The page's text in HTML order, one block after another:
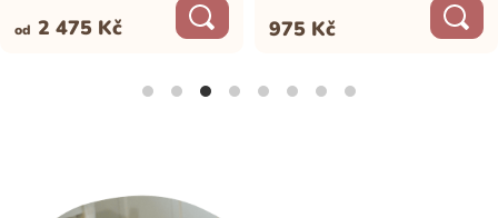
od 2 475 Kč 975 Kč